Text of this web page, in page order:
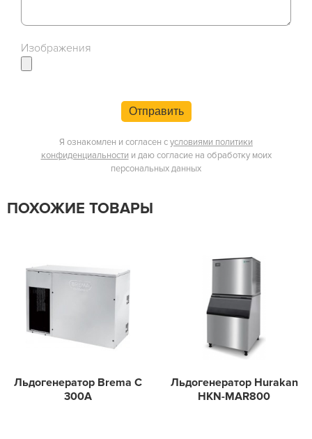
Изображения
Отправить
Я ознакомлен и согласен сусловиями политики
конфиденциальности и даю согласие на обработку моих
персональных данных
ПОХОЖИЕ ТОВАРЫ
Льдогенератор Brema C
300A
Льдогенератор Hurakan
HKN-MAR800